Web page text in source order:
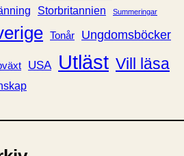
Storbritannien Summeringar
Tonår Ungdomsböcker
USA Utläst Vill läsa